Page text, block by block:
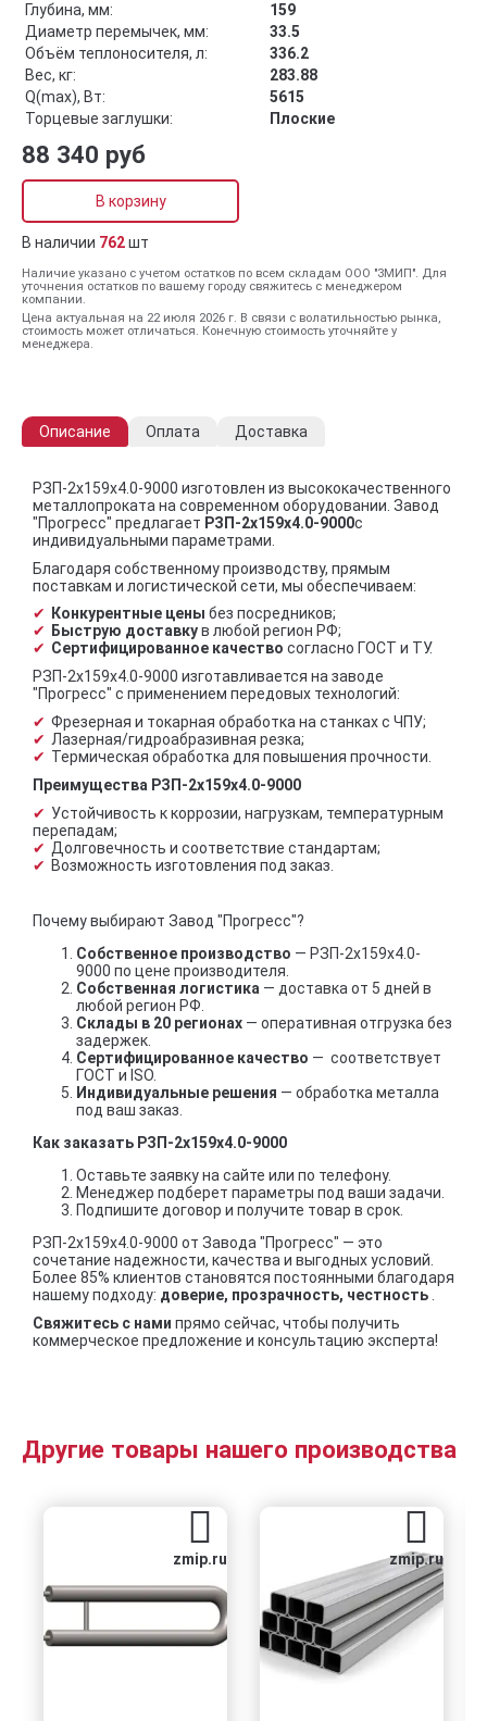
Глубина, мм:
159
Диаметр перемычек, мм:
33.5
Объём теплоносителя, л:
336.2
Вес, кг:
283.88
Q(max), Вт:
5615
Торцевые заглушки:
Плоские
88 340 руб
В корзину
В наличии 762шт
Наличие указано с учетом остатков по всем складам ООО "ЗМИП". Для
уточнения остатков по вашему городу свяжитесь с менеджером
компании.
Цена актуальная на 22 июля 2026 г. В связи с волатильностью рынка,
стоимость может отличаться. Конечную стоимость уточняйте у
менеджера.
Описание Оплата Доставка
РЗП-2x159x4.0-9000 изготовлен из высококачественного
металлопроката на современном оборудовании. Завод
"Прогресс" предлагает РЗП-2x159x4.0-9000с
индивидуальными параметрами.
Благодаря собственному производству, прямым
поставкам и логистической сети, мы обеспечиваем:
Конкурентные цены без посредников;
Быструю доставкув любой регион РФ;
Сертифицированное качество согласно ГОСТ и ТУ.
РЗП-2x159x4.0-9000 изготавливается на заводе
"Прогресс" с применением передовых технологий:
Фрезерная и токарная обработка на станках с ЧПУ;
Лазерная/гидроабразивная резка;
Термическая обработка для повышения прочности.
Преимущества РЗП-2x159x4.0-9000
Устойчивость к коррозии, нагрузкам, температурным
перепадам;
Долговечность и соответствие стандартам;
Возможность изготовления под заказ.
Почему выбирают Завод "Прогресс"?
Собственное производство — РЗП-2x159x4.0-
9000 по цене производителя.
Собственная логистика — доставка от 5 дней в
любой регион РФ.
Склады в 20 регионах — оперативная отгрузка без
задержек.
Сертифицированное качество — соответствует
ГОСТ и ISO.
Индивидуальные решения — обработка металла
под ваш заказ.
Как заказать РЗП-2x159x4.0-9000
Оставьте заявку на сайте или по телефону.
Менеджер подберет параметры под ваши задачи.
Подпишите договор и получите товар в срок.
РЗП-2x159x4.0-9000 от Завода "Прогресс" — это
сочетание надежности, качества и выгодных условий.
Более 85% клиентов становятся постоянными благодаря
нашему подходу: доверие, прозрачность, честность
Свяжитесь с нами прямо сейчас, чтобы получить
коммерческое предложение и консультацию эксперта!
Другие товары нашего производства
zmip.ru zmip.ru